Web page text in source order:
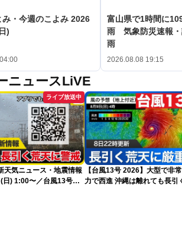
み・今週のこよみ 2026
)
富山県で1時間に
雨 気象防災速報・
雨
2026.08.08 19:15
ニュースLiVE
ライブ放送中
天気ニュース・地震情報
日) 1:00〜／台風13号・
【台風13号 2026】大型で非
力で西進 沖縄は離れても長引く荒天に厳